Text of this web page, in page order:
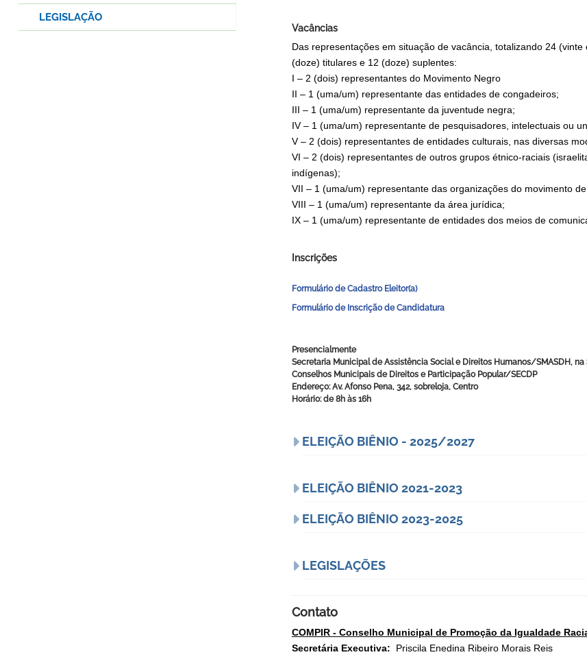
Vacâncias
Das representações em situação de vacância, totalizando 24
(doze) titulares e 12 (doze) suplentes:
I – 2 (dois) representantes do Movimento Negro
II – 1 (uma/um) representante das entidades de congadeiros;
III – 1 (uma/um) representante da juventude negra;
IV – 1 (uma/um) representante de pesquisadores, intelectuais ou
V – 2 (dois) representantes de entidades culturais, nas diversas
VI – 2 (dois) representantes de outros grupos étnico-raciais
indígenas);
VII – 1 (uma/um) representante das organizações do movimento
VIII – 1 (uma/um) representante da área jurídica;
IX – 1 (uma/um) representante de entidades dos meios de
Inscrições
Formulário de Cadastro Eleitor(a)
Formulário de Inscrição de Candidatura
Presencialmente
Secretaria Municipal de Assistência Social e Direitos Humanos/SMASDH,
Conselhos Municipais de Direitos e Participação Popular/SECDP
Endereço: Av. Afonso Pena, 342, sobreloja, Centro
Horário: de 8h às 16h
ELEIÇÃO BIÊNIO - 2025/2027
ELEIÇÃO BIÊNIO 2021-2023
ELEIÇÃO BIÊNIO 2023-2025
LEGISLAÇÕES
Contato
COMPIR - Conselho Municipal de Promoção da Igualdade
Secretária Executiva: Priscila Enedina Ribeiro Morais Reis
LEGISLAÇÃO